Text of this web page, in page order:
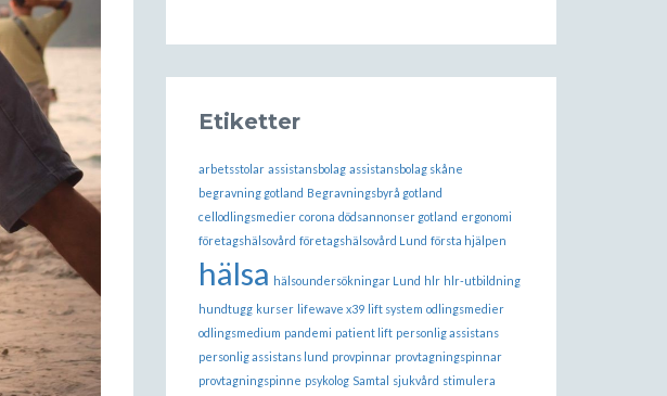
Etiketter
arbetsstolar assistansbolag assistansbolag skåne
begravning gotland Begravningsbyrå gotland
cellodlingsmedier corona dödsannonser gotland ergonomi
företagshälsovård företagshälsovård Lund första hjälpen
hälsa hälsoundersökningar Lund hlr hlr-utbildning
hundtugg kurser lifewave x39 lift system odlingsmedier
odlingsmedium pandemi patient lift personlig assistans
personlig assistans lund provpinnar provtagningspinnar
provtagningspinne psykolog Samtal sjukvård stimulera